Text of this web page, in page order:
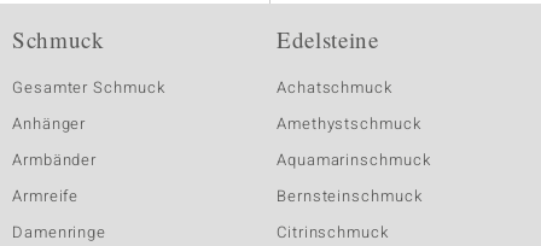
Schmuck
Gesamter Schmuck
Anhänger
Armbänder
Armreife
Damenringe
Edelsteine
Achatschmuck
Amethystschmuck
Aquamarinschmuck
Bernsteinschmuck
Citrinschmuck